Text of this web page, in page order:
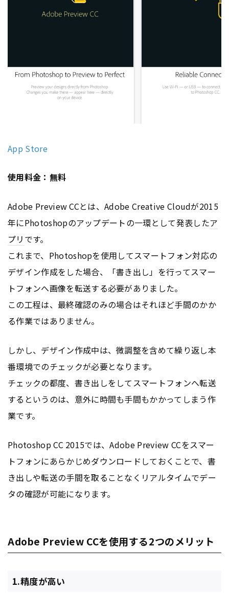
App Store
使用料金：無料
Adobe Preview CCとは、Adobe Creative Cloudが2015
年にPhotoshopのアップデートの一環として発表したア
プリ です。
これまで、Photoshopを使用してスマートフォン対応の
デザイン作成をした場合、「書き出し」を行ってスマー
トフォンへ画像を転送する必要がありました。
この工程は、最終確認のみの場合はそれほど手間のかか
る作業ではありません。
しかし、デザイン作成中は、微調整を含めて繰り返し本
番環境でのチェックが必要となります。
チェックの都度、書き出しをしてスマートフォンへ転送
するというのは、意外に時間も手間もかかってしまう作
業です。
Photoshop CC 2015では、Adobe Preview CCをスマー
トフォンにあらかじめダウンロードしておくことで、書
き出しや転送の手間を取ることなくリアルタイムでデー
タの確認が可能になります。
Adobe Preview CCを使用する2つのメリット
1.精度が高い